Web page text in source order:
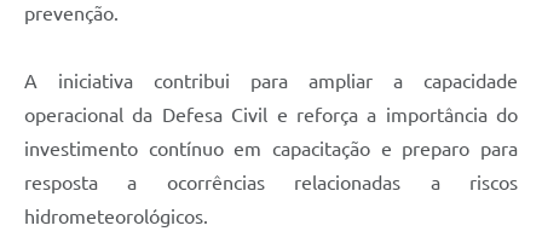
prevenção.
A iniciativa contribui para ampliar a capacidade
operacional da Defesa Civil e reforça a importância do
investimento contínuo em capacitação e preparo para
resposta a ocorrências relacionadas a riscos
hidrometeorológicos.